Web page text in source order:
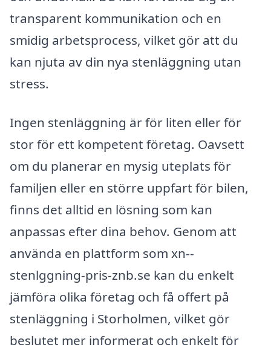
transparent kommunikation och en
smidig arbetsprocess, vilket gör att du
kan njuta av din nya stenläggning utan
stress.
Ingen stenläggning är för liten eller för
stor för ett kompetent företag. Oavsett
om du planerar en mysig uteplats för
familjen eller en större uppfart för bilen,
finns det alltid en lösning som kan
anpassas efter dina behov. Genom att
använda en plattform som xn--
stenlggning-pris-znb.se kan du enkelt
jämföra olika företag och få offert på
stenläggning i Storholmen, vilket gör
beslutet mer informerat och enkelt för